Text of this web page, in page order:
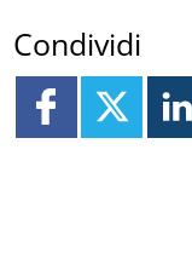
Condividi